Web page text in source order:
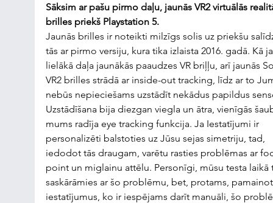
Sāksim ar pašu pirmo daļu, jaunās VR2 virtuālās
brilles priekš Playstation 5.
Jaunās brilles ir noteikti milzīgs solis uz priekšu
tās ar pirmo versiju, kura tika izlaista 2016. gadā. Kā
lielākā daļa jaunākās paaudzes VR briļļu, arī jaunās
VR2 brilles strādā ar inside-out tracking, līdz ar to
nebūs nepieciešams uzstādīt nekādus papildus
Uzstādīšana bija diezgan viegla un ātra, vienīgās
mums radīja eye tracking funkcija. Ja Iestatījumi ir
personalizēti balstoties uz Jūsu sejas simetriju, tad,
iedodot tās draugam, varētu rasties problēmas ar
point un miglainu attēlu. Personīgi, mūsu testa
saskārāmies ar šo problēmu, bet, protams,
iestatījumus, ko ir iespējams darīt manuāli, šo